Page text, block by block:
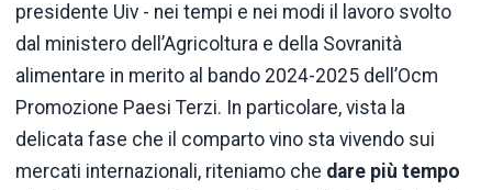
presidente Uiv - nei tempi e nei modi il lavoro svolto
dal ministero dell’Agricoltura e della Sovranità
alimentare in merito al bando 2024-2025 dell’Ocm
Promozione Paesi Terzi. In particolare, vista la
delicata fase che il comparto vino sta vivendo sui
mercati internazionali, riteniamo che dare più tempo